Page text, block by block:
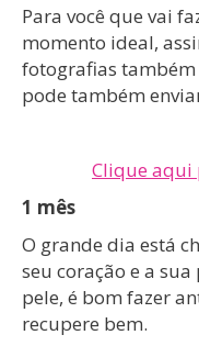
Para você que vai
momento ideal,
fotografias também
pode também
Clique aqui
1 mês
O grande dia está
seu coração e a
pele, é bom fazer
recupere bem.